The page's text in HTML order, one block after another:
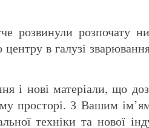
розвинули розпочату
в галузі
і нові матеріали, що
просторі. З Вашим
техніки та нової